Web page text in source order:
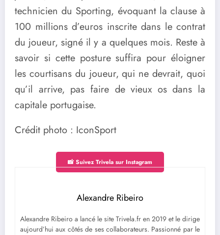
technicien du Sporting, évoquant la clause à
100 millions d’euros inscrite dans le contrat
du joueur, signé il y a quelques mois. Reste à
savoir si cette posture suffira pour éloigner
les courtisans du joueur, qui ne devrait, quoi
qu’il arrive, pas faire de vieux os dans la
capitale portugaise.
Crédit photo : IconSport
📸 Suivez Trivela sur Instagram
Alexandre Ribeiro
Alexandre Ribeiro a lancé le site Trivela.fr en 2019 et le dirige
aujourd’hui aux côtés de ses collaborateurs. Passionné par le